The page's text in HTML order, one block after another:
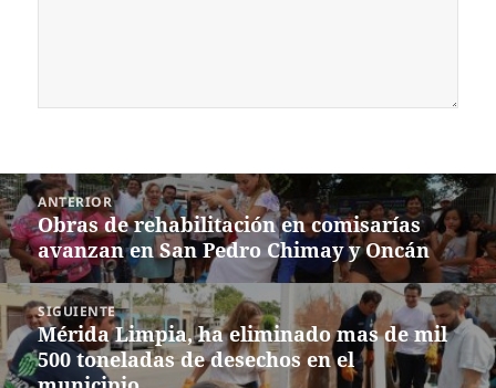
Navegación
de
entradas
ANTERIOR
Entrada
anterior:
Obras de rehabilitación en comisarías
avanzan en San Pedro Chimay y Oncán
SIGUIENTE
Siguiente
entrada:
Mérida Limpia, ha eliminado mas de mil
500 toneladas de desechos en el